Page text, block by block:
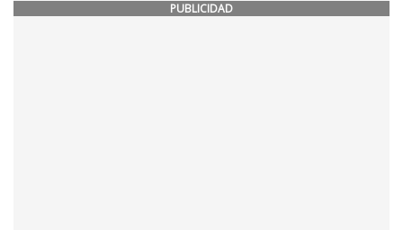
PUBLICIDAD